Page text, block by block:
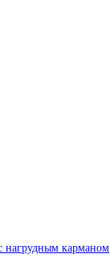
нагрудным карманом